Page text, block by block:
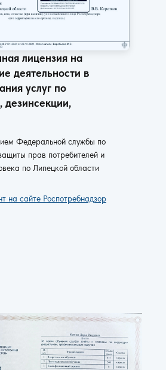
лицензия на
деятельности в
услуг по
дезинсекции,
Федеральной службы по
прав потребителей и
по Липецкой области
на сайте Роспотребнадзор